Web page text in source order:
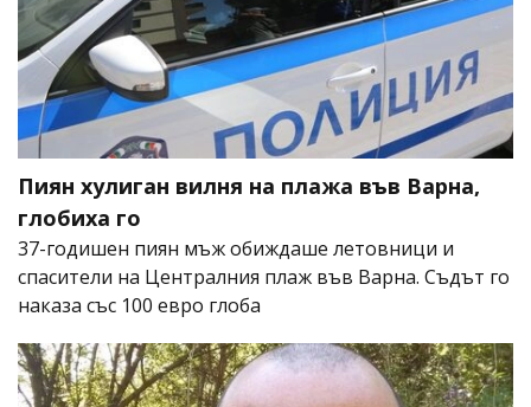
Пиян хулиган вилня на плажа във Варна,
глобиха го
37-годишен пиян мъж обиждаше летовници и
спасители на Централния плаж във Варна. Съдът го
наказа със 100 евро глоба